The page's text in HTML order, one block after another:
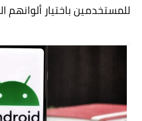
للمستخدمين باختيار